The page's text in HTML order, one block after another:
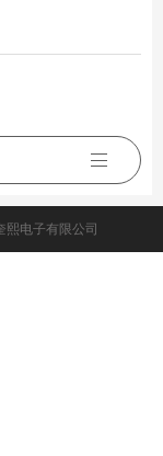
电子有限公司